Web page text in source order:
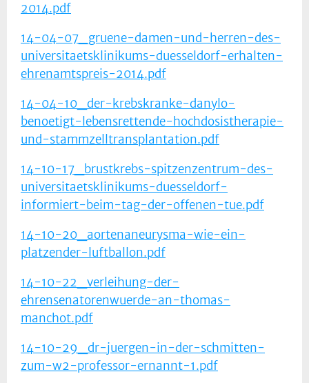
2014.pdf
14-04-07_gruene-damen-und-herren-des-
universitaetsklinikums-duesseldorf-erhalten-
ehrenamtspreis-2014.pdf
14-04-10_der-krebskranke-danylo-
benoetigt-lebensrettende-hochdosistherapie-
und-stammzelltransplantation.pdf
14-10-17_brustkrebs-spitzenzentrum-des-
universitaetsklinikums-duesseldorf-
informiert-beim-tag-der-offenen-tue.pdf
14-10-20_aortenaneurysma-wie-ein-
platzender-luftballon.pdf
14-10-22_verleihung-der-
ehrensenatorenwuerde-an-thomas-
manchot.pdf
14-10-29_dr-juergen-in-der-schmitten-
zum-w2-professor-ernannt-1.pdf